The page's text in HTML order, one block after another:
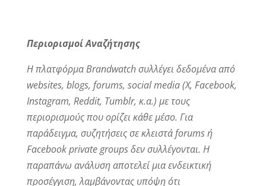
Περιορισμοί Αναζήτησης
Η πλατφόρμα Brandwatch συλλέγει δεδομένα από
websites, blogs, forums, social media (X, Facebook,
Instagram, Reddit, Tumblr, κ.α.) με τους
περιορισμούς που ορίζει κάθε μέσο. Για
παράδειγμα, συζητήσεις σε κλειστά forums ή
Facebook private groups δεν συλλέγονται. Η
παραπάνω ανάλυση αποτελεί μια ενδεικτική
προσέγγιση, λαμβάνοντας υπόψη ότι